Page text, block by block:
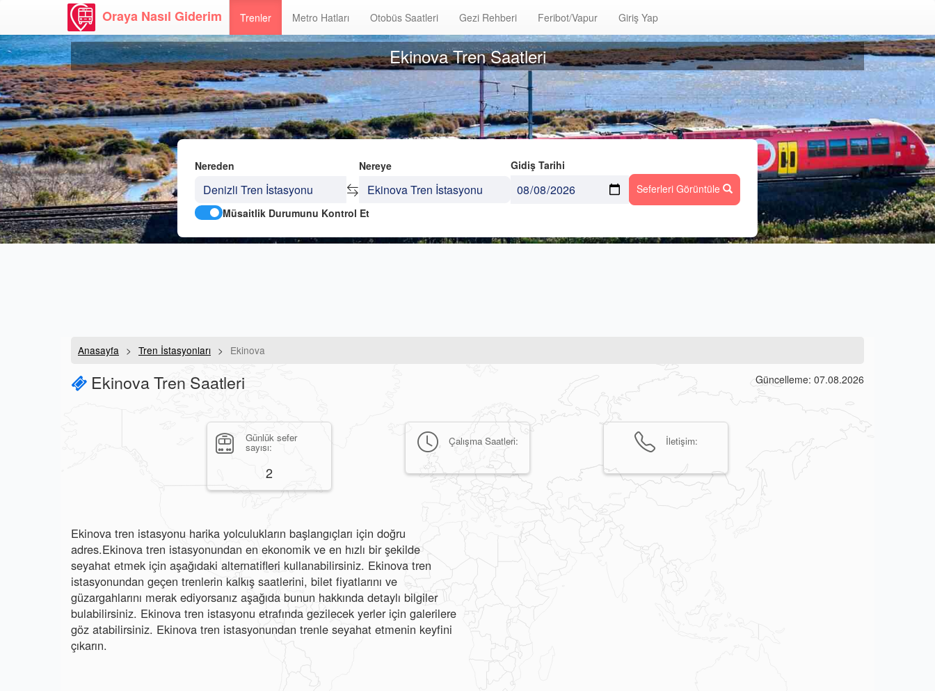
Oraya Nasıl Giderim Trenler Metro Hatları Otobüs Saatleri Gezi Rehberi Feribot/Vapur Giriş Yap
Ekinova Tren Saatleri
Nereden Nereye
Gidiş Tarihi
Seferleri Görüntüle
Müsaitlik Durumunu Kontrol Et
Anasayfa Tren İstasyonları Ekinova
Ekinova Tren Saatleri Güncelleme: 07.08.2026
Günlük sefer
sayısı:
2
Çalışma Saatleri: İletişim:
Ekinova tren istasyonu harika yolculukların başlangıçları için doğru
adres.Ekinova tren istasyonundan en ekonomik ve en hızlı bir şekilde
seyahat etmek için aşağıdaki alternatifleri kullanabilirsiniz. Ekinova tren
istasyonundan geçen trenlerin kalkış saatlerini, bilet fiyatlarını ve
güzargahlarını merak ediyorsanız aşağıda bunun hakkında detaylı bilgiler
bulabilirsiniz. Ekinova tren istasyonu etrafında gezilecek yerler için galerilere
göz atabilirsiniz. Ekinova tren istasyonundan trenle seyahat etmenin keyfini
çıkarın.